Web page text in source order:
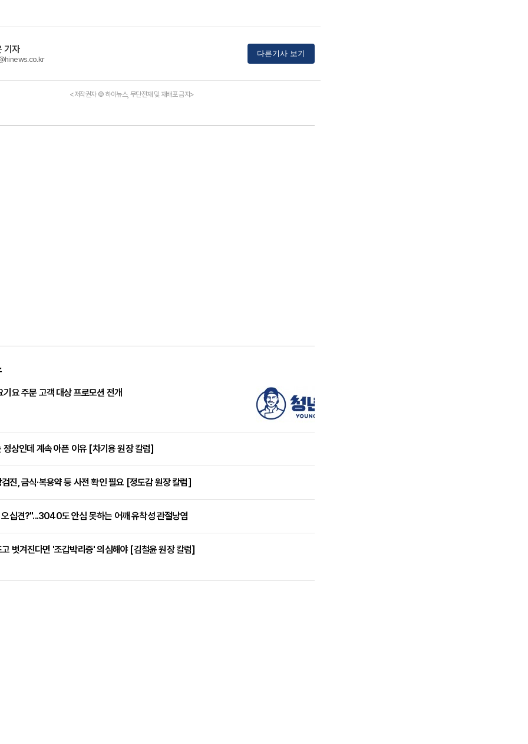
기자 다른기사 보기
<저작권자 © 하이뉴스, 무단전재 및 재배포 금지>
기요 주문 고객 대상 프로모션 전개
정상인데 계속 아픈 이유 [차기용 원장 칼럼]
진, 금식·복용약 등 사전 확인 필요 [정도감 원장 칼럼]
십견?"...3040도 안심 못하는 어깨 유착성 관절낭염
벗겨진다면 '조갑박리증' 의심해야 [김철윤 원장 칼럼]